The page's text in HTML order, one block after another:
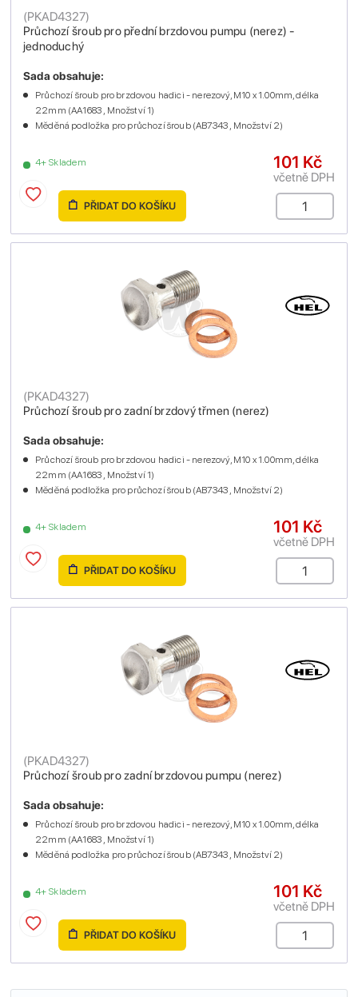
Průchozí šroub pro přední brzdovou pumpu (nerez) -
jednoduchý
(PKAD4327)
4+ Skladem
Sada obsahuje:
Průchozí šroub pro brzdovou hadici - nerezový, M10 x 1.00mm, délka
22mm (AA1683 , Množství 1)
Měděná podložka pro průchozí šroub (AB7343 , Množství 2)
101 Kč
včetně DPH
PŘIDAT DO KOŠÍKU
Průchozí šroub pro zadní brzdový třmen (nerez)
(PKAD4327)
4+ Skladem
Sada obsahuje:
Průchozí šroub pro brzdovou hadici - nerezový, M10 x 1.00mm, délka
22mm (AA1683 , Množství 1)
Měděná podložka pro průchozí šroub (AB7343 , Množství 2)
101 Kč
včetně DPH
PŘIDAT DO KOŠÍKU
Průchozí šroub pro zadní brzdovou pumpu (nerez)
(PKAD4327)
4+ Skladem
Sada obsahuje:
Průchozí šroub pro brzdovou hadici - nerezový, M10 x 1.00mm, délka
22mm (AA1683 , Množství 1)
Měděná podložka pro průchozí šroub (AB7343 , Množství 2)
101 Kč
včetně DPH
PŘIDAT DO KOŠÍKU